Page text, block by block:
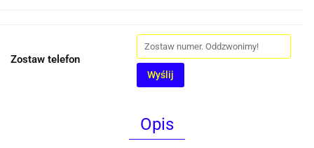
Zostaw telefon
Wyślij
Opis